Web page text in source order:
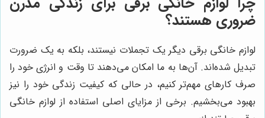
ضروری هستند؟
لوازم خانگی برقی دیگر یک تجملات نیستند، بلکه به یک ضرورت
تبدیل شده‌اند. آن‌ها به ما امکان می‌دهند تا وقت و انرژی خود را
صرف کارهای مهم‌تر کنیم، در حالی که کیفیت زندگی خود را نیز
بهبود می‌بخشیم. برخی از مزایای اصلی استفاده از لوازم خانگی